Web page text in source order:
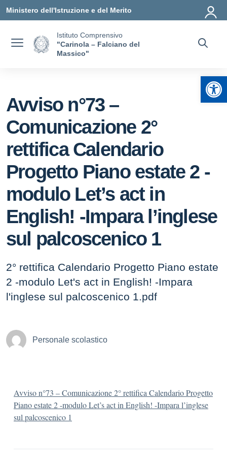
Ministero dell'Istruzione e del Merito
Istituto Comprensivo
"Carinola – Falciano del
Massico"
Avviso n°73 –
Comunicazione 2°
rettifica Calendario
Progetto Piano estate 2 -
modulo Let’s act in
English! -Impara l’inglese
sul palcoscenico 1
2° rettifica Calendario Progetto Piano estate
2 -modulo Let's act in English! -Impara
l'inglese sul palcoscenico 1.pdf
Personale scolastico
Avviso n°73 – Comunicazione 2° rettifica Calendario Progetto
Piano estate 2 -modulo Let’s act in English! -Impara l’inglese
sul palcoscenico 1